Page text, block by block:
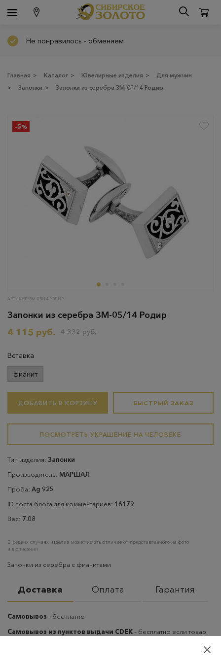
Не понравилось - обменяем
Главная > Каталог > Ювелирные изделия >
Для мужчин
>
Запонки > Запонки из серебра ЗМ-05/14 Родир
-5%
АРТИКУЛ: ЗМ-05/14 РОДИР
Запонки из серебра ЗМ-05/14 Родир
4 115 руб.
4 332 руб.
Вставка
фианит
ДОБАВИТЬ В КОРЗИНУ БЫСТРЫЙ ЗАКАЗ
ПОСМОТРЕТЬ УКРАШЕНИЕ НА ЧЕЛОВЕКЕ
Тип изделия: Запонки
Производитель: МАРШАЛ
Проба: Ag 925
ID поста блога для комментариев: 16179
Вес: 7.08
В редких случаях изделие может иметь отличие от представленного на фото
и в описании
Запонки из серебра с фианитами
Доставка Оплата Гарантия
Самовывоз – бесплатно
Самовывоз из пунктов выдачи CDEK– бесплатно если товар